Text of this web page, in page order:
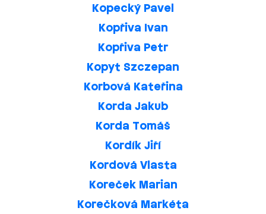
Kopecký Pavel
Kopřiva Ivan
Kopřiva Petr
Kopyt Szczepan
Korbová Kateřina
Korda Jakub
Korda Tomáš
Kordík Jiří
Kordová Vlasta
Koreček Marian
Korečková Markéta